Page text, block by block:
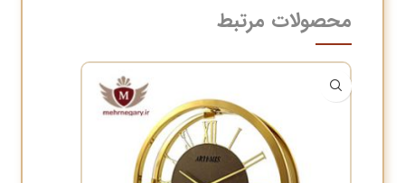
محصولات مرتبط